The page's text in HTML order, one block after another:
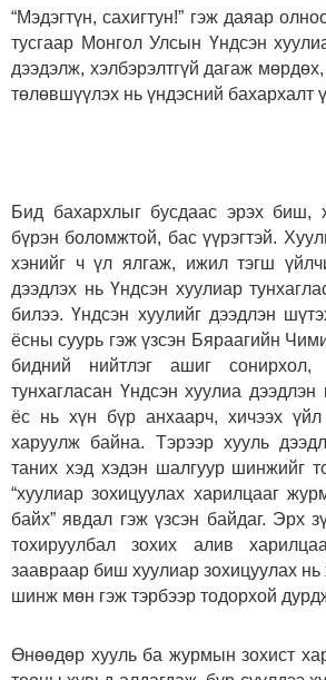
“Мэдэгтүн, сахигтун!” гэж даяар
тусгаар Монгол Улсын Үндсэн
дээдэлж, хэлбэрэлтгүй дагаж
төлөвшүүлэх нь үндэсний бахархалт
Бид бахархлыг бусдаас эрэх биш,
бүрэн боломжтой, бас үүрэгтэй.
хэнийг ч үл ялгаж, ижил тэгш
дээдлэх нь Үндсэн хуулиар
билээ. Үндсэн хуулийг дээдлэн
ёсны суурь гэж үзсэн Бяраагийн
бидний нийтлэг ашиг сонирхол,
тунхагласан Үндсэн хуулиа
ёс нь хүн бүр анхаарч, хичээх үйл
харуулж байна. Тэрээр хууль
таних хэд хэдэн шалгуур шинжийг
“хуулиар зохицуулах харилцааг
байх” явдал гэж үзсэн байдаг. Эрх
тохируулбал зохих алив
заавраар биш хуулиар зохицуулах нь
шинж мөн гэж тэрбээр тодорхой
Өнөөдөр хууль ба журмын зохист